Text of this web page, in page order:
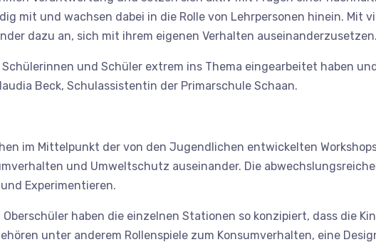
mit und wachsen dabei in die Rolle von Lehrpersonen hinein. Mit
dazu an, sich mit ihrem eigenen Verhalten auseinanderzusetzen.
und Schüler extrem ins Thema eingearbeitet haben
Beck, Schulassistentin der Primarschule Schaan.
im Mittelpunkt der von den Jugendlichen entwickelten
und Umweltschutz auseinander. Die
Experimentieren.
Oberschüler haben die einzelnen Stationen so konzipiert, dass die
unter anderem Rollenspiele zum Konsumverhalten, eine